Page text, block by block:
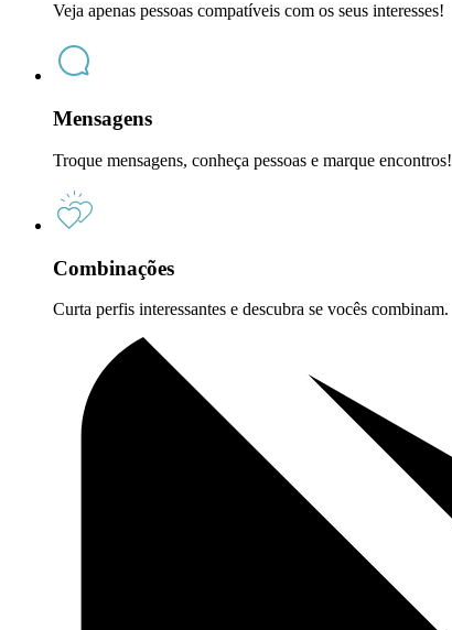
Veja apenas pessoas compatíveis com os seus interesses!
Mensagens
Troque mensagens, conheça pessoas e marque encontros!
Combinações
Curta perfis interessantes e descubra se vocês combinam.